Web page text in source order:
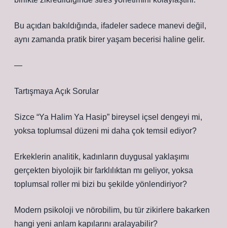
Bu açıdan bakıldığında, ifadeler sadece manevi değil,
aynı zamanda pratik birer yaşam becerisi haline gelir.
—
Tartışmaya Açık Sorular
Sizce “Ya Halim Ya Hasip” bireysel içsel dengeyi mi,
yoksa toplumsal düzeni mi daha çok temsil ediyor?
Erkeklerin analitik, kadınların duygusal yaklaşımı
gerçekten biyolojik bir farklılıktan mı geliyor, yoksa
toplumsal roller mi bizi bu şekilde yönlendiriyor?
Modern psikoloji ve nörobilim, bu tür zikirlere bakarken
hangi yeni anlam kapılarını aralayabilir?